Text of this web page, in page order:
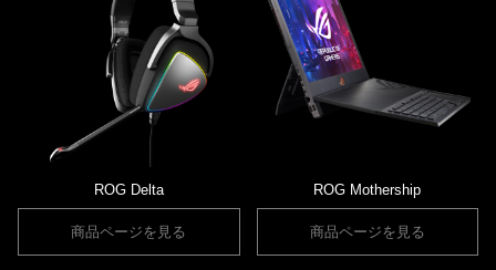
ROG Delta
商品ページを見る
ROG Mothership
商品ページを見る